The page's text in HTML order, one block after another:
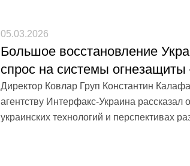
05.03.2026
Большое восстановление
спрос на системы
Директор Ковлар Груп Константин
агентству Интерфакс-Украина рассказал
украинских технологий и перспективах